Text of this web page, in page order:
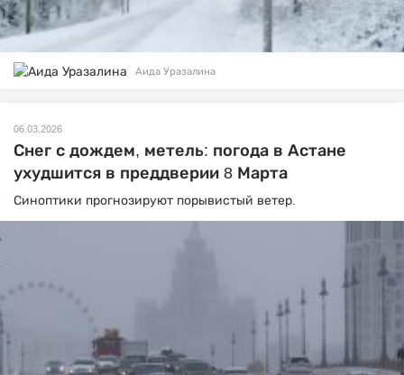
Аида Уразалина
06.03.2026
Снег с дождем, метель: погода в Астане
ухудшится в преддверии 8 Марта
Синоптики прогнозируют порывистый ветер.